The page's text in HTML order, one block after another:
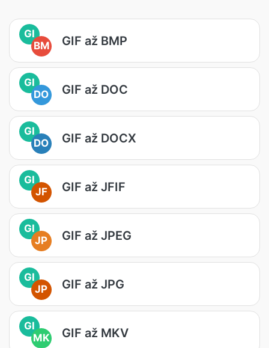
GI
BM
GIF až BMP
GI
DO
GIF až DOC
GI
DO
GIF až DOCX
GI
JF
GIF až JFIF
GI
JP
GIF až JPEG
GI
JP
GIF až JPG
GI
MK
GIF až MKV